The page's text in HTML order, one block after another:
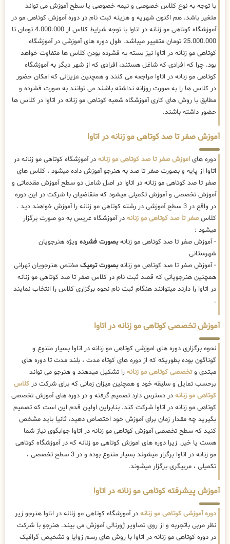
با توجه به نوع کلاس خصوصی و نیمه خصوصی یا سطح آموزش می تواند
متغیر باشد. هم اکنون شهریه و هزینه ثبت نام در دوره آموزش کوتاهی مو در
آموزشگاه کوتاهی مو زنانه در اتاوا با توجه شرایط کلاس از 4.000.000 تومان تا
25.000.000 تومان متغییر میباشد. طول دوره های آموزشی در آموزشگاه
کوتاهی مو زنانه در اتاوا نیز بسته به فشرده بودن کلاس ها متفاوت خواهد
بود. چرا که افرادی که شاغل هستند، افرادی که از شهر دیگر به آموزشگاه
کوتاهی مو زنانه در اتاوا مراجعه می کنند و همچنین عزیزانی که امکان حضور
در کلاس ها را به صورت روزانه نداشته باشند می توانند به صورت فشرده و
مطابق با روش های کاری آموزشگاه شعبه کوتاهی مو زنانه در اتاوا در کلاس ها
حضور داشته باشند.
آموزش صفر تا صد کوتاهی مو زنانه در اتاوا
دوره های اموزش صفر تا صد کوتاهی مو زنانه در آموزشگاه کوتاهی مو زنانه در
اتاوا از پایه و بصورت صفر تا صد به هنرجو آموزش داده میشود ، کلاس های
صفر تا صد کوتاهی مو زنانه در اتاوا در اصل شامل دو سطح آموزش مقدماتی و
آموزش تخصصی و آموزش تکمیلی میشود که متقاضیان با شرکت در این دوره
در واقع در 3 سطح آموزشی در رشته کوتاهی مو زنانه را آموزش خواهند دید .
کلاسصفر تا صد کوتاهی مو زنانه در آموزشگاه عریس به دو صورت برگزار
میشود :
- آموزش صفر تا صد کوتاهی مو زنانهبصورت فشرده ویژه هنرجویان
شهرستانی
- آموزش صفر تا صد کوتاهی مو زنانهبصورت ترمیک مختص هنرجویان تهرانی
همچنین هنرجویانی که قصد ثبت نام در کلاس صفر تا صد کوتاهی مو زنانه
در اتاوا را دارند میتوانند هنگام ثبت نام نحوه برگزاری کلاس را انتخاب نمایند
.
آموزش تخصصی کوتاهی مو زنانه در اتاوا
نحوه برگزاری دوره های اموزشی کوتاهی مو زنانه در اتاوا بسیار متنوع و
گوناگون بوده بطوریکه که از دوره های کوتاه مدت ، بلند مدت تا دوره های
مبتدی وتخصصی کوتاهی مو زنانه را تشکیل میدهند و هنرجو می تواند
برحسب تمایل و سلیقه خود و همچنین میزان زمانی که برای شرکت در کلاس
کوتاهی مو زنانه در دسترس دارد تصمیم گرفته و در دوره های آموزش تخصصی
کوتاهی مو زنانه در اتاوا شرکت کند. بنابراین اولین قدم این است که تصمیم
بگیرید چه مقدار زمان برای آموزش خود اختصاص دهید، ثانیا باید مشخص
کنید که سطح تخصصی آموزش کوتاهی مو زنانه در اتاوا جوابگوی نیاز شما
هست یا خیر. زیرا دوره های اموزش کوتاهی مو زنانه که در آموزشگاه کوتاهی
مو زنانه در اتاوا برگزار میشوند بسیار متنوع بوده و در 3 سطح تخصصی ،
تکمیلی ، مربیگری برگزار میشوند.
آموزش پیشرفته کوتاهی مو زنانه در اتاوا
دوره آموزشی کوتاهی مو زنانه در آموزشگاه کوتاهی مو زنانه در اتاوا هنرجو زیر
نظر مربی باتجربه و از روی تصاویر ژورنالی آموزش می بیند. هنرجو با شرکت
در دوره کوتاهی مو زنانه در اتاوا با روش های رسم زوایا و تشخیص گرافیک